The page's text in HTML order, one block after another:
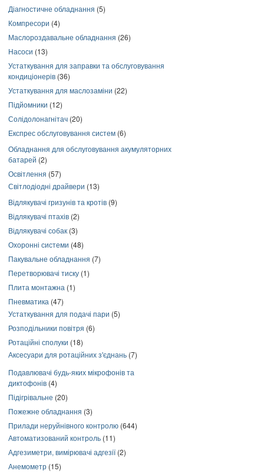
Діагностичне обладнання (5)
Компресори (4)
Маслороздавальне обладнання (26)
Насоси (13)
Устаткування для заправки та обслуговування
кондиціонерів (36)
Устаткування для маслозаміни (22)
Підйомники (12)
Солідолонагнітач (20)
Експрес обслуговування систем (6)
Обладнання для обслуговування акумуляторних
батарей (2)
Освітлення (57)
Світлодіодні драйвери (13)
Відлякувачі гризунів та кротів (9)
Відлякувачі птахів (2)
Відлякувачі собак (3)
Охоронні системи (48)
Пакувальне обладнання (7)
Перетворювачі тиску (1)
Плита монтажна (1)
Пневматика (47)
Устаткування для подачі пари (5)
Розподільники повітря (6)
Ротаційні сполуки (18)
Аксесуари для ротаційних з'єднань (7)
Подавлювачі будь-яких мікрофонів та
диктофонів (4)
Підігрівальне (20)
Пожежне обладнання (3)
Прилади неруйнівного контролю (644)
Автоматизований контроль (11)
Адгезиметри, вимірювачі адгезії(2)
Анемометр (15)